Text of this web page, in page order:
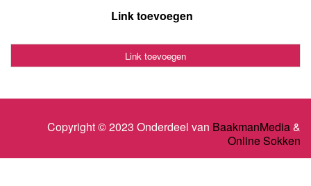
Link toevoegen
Link toevoegen
Copyright © 2023 Onderdeel van BaakmanMedia&
Online Sokken